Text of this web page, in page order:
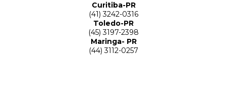
Curitiba-PR
(41) 3242-0316
Toledo-PR
(45) 3197-2398
Maringa- PR
(44) 3112-0257